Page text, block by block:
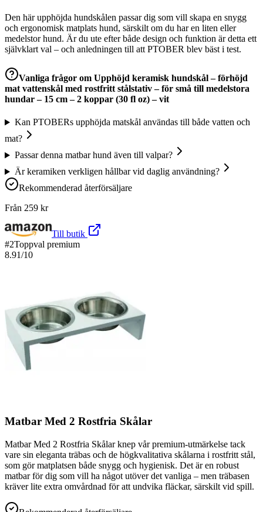
Den här upphöjda hundskålen passar dig som vill skapa en snygg
och ergonomisk matplats hund, särskilt om du har en liten eller
medelstor hund. Är du ute efter både design och funktion är detta ett
självklart val – och anledningen till att PTOBER blev bäst i test.
Vanliga frågor om Upphöjd keramisk hundskål – förhöjd
mat vattenskål med rostfritt stålstativ – för små till medelstora
hundar – 15 cm – 2 koppar (30 fl oz) – vit
Kan PTOBERs upphöjda matskål användas till både vatten och
mat?
Passar denna matbar hund även till valpar?
Är keramiken verkligen hållbar vid daglig användning?
Rekommenderad återförsäljare
Från 259 kr
Till butik
#2Toppval premium
8.91/10
Matbar Med 2 Rostfria Skålar
Matbar Med 2 Rostfria Skålar knep vår premium-utmärkelse tack
vare sin eleganta träbas och de högkvalitativa skålarna i rostfritt stål,
som gör matplatsen både snygg och hygienisk. Det är en robust
matbar för dig som vill ha något utöver det vanliga – men träbasen
kräver lite extra omvårdnad för att undvika fläckar, särskilt vid spill.